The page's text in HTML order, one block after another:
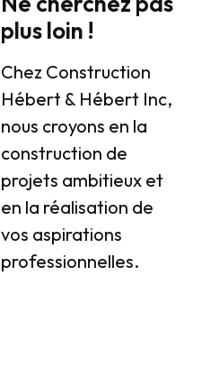
plus loin !
Chez Construction
Hébert & Hébert Inc,
nous croyons en la
construction de
projets ambitieux et
en la réalisation de
vos aspirations
professionnelles.